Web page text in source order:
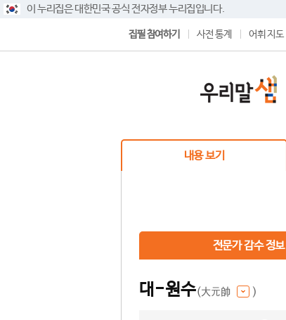
이 누리집은 대한민국 공식 전자정부 누리집입니다.
집필 참여하기 사전 통계 어휘 지도
내용 보기
전문가 감수 정보
대-원수(大元帥 )